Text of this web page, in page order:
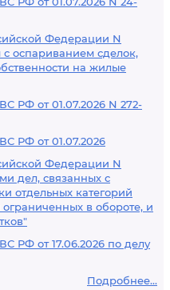
Федерации N
оспариванием сделок,
на жилые
РФ от 01.07.2026 N 272-
РФ от 01.07.2026
Федерации N
дел, связанных с
отдельных категорий
в обороте, и
РФ от 17.06.2026 по делу
Подробнее...